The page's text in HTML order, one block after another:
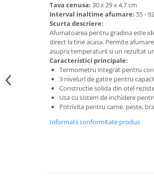
Accesorii lavoare
Cosuri de rufe
Suporturi si accesorii de baie
Bucatarie
Mobila bucatarie
Dulapuri si rafturi depozitare
Tava cenusa: 30 x 29 x 4.7 cm
Interval inaltime afumare: 55 -
Scurta descriere:
Afumatoarea pentru gradina este
direct la tine acasa. Permite
asupra temperaturii si un rezultat
Caracteristici principale:
Termometru integrat pentru
3 niveluri de gatire pentru
Constructie solida din otel
Usa cu sistem de inchidere
Potrivita pentru carne, peste,
Informatii conformitate produs